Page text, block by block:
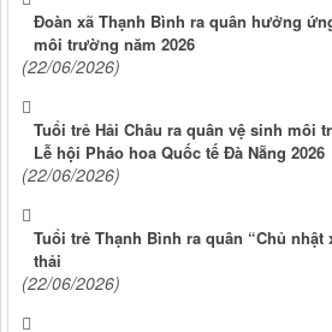
Đoàn xã Thạnh Bình ra quân hưởng
môi trường năm 2026
(22/06/2026)
Tuổi trẻ Hải Châu ra quân vệ sinh môi
Lễ hội Pháo hoa Quốc tế Đà Nẵng 2026
(22/06/2026)
Tuổi trẻ Thạnh Bình ra quân “Chủ nhật
thải
(22/06/2026)